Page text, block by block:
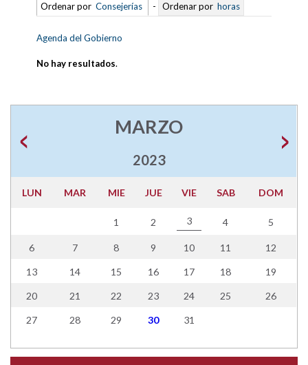
Ordenar por Consejerías - Ordenar por horas
Agenda del Gobierno
No hay resultados.
MARZO
2023
LUN MAR MIE JUE VIE SAB DOM
1 2 3 4 5
6 7 8 9 10 11 12
13 14 15 16 17 18 19
20 21 22 23 24 25 26
27 28 29 30 31